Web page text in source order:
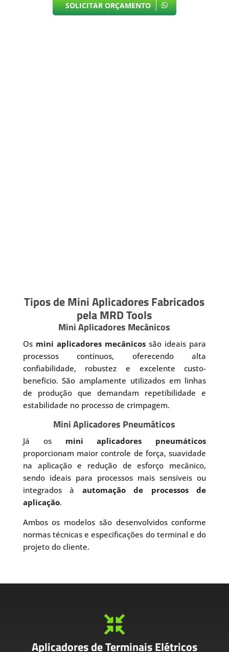
SOLICITAR ORÇAMENTO
Tipos de Mini Aplicadores Fabricados
pela MRD Tools
Mini Aplicadores Mecânicos
Os mini aplicadores mecânicos são ideais para
processos contínuos, oferecendo alta
confiabilidade, robustez e excelente custo-
benefício. São amplamente utilizados em linhas
de produção que demandam repetibilidade e
estabilidade no processo de crimpagem.
Mini Aplicadores Pneumáticos
Já os mini aplicadores pneumáticos
proporcionam maior controle de força, suavidade
na aplicação e redução de esforço mecânico,
sendo ideais para processos mais sensíveis ou
integrados à automação de processos de
aplicação.
Ambos os modelos são desenvolvidos conforme
normas técnicas e especificações do terminal e do
projeto do cliente.

Aplicadores de Terminais Elétricos